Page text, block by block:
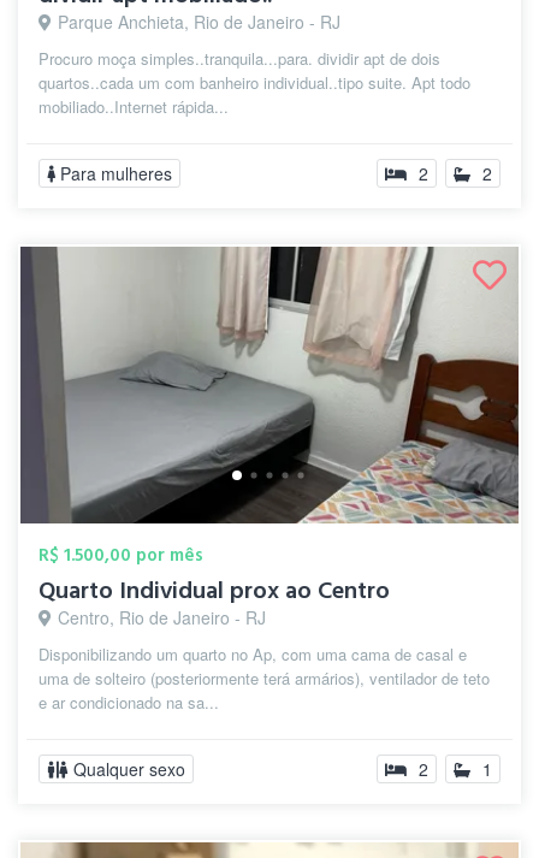
Parque Anchieta, Rio de Janeiro - RJ
Procuro moça simples..tranquila...para. dividir apt de dois
quartos..cada um com banheiro individual..tipo suite. Apt todo
mobiliado..Internet rápida...
Para mulheres 2 2
R$ 1.500,00 por mês
Quarto Individual prox ao Centro
Centro, Rio de Janeiro - RJ
Disponibilizando um quarto no Ap, com uma cama de casal e
uma de solteiro (posteriormente terá armários), ventilador de teto
e ar condicionado na sa...
Qualquer sexo 2 1